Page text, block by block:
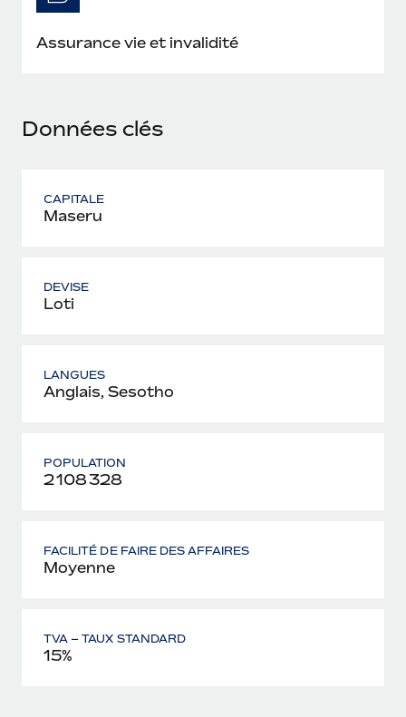
En savoir plus
Assurance vie et invalidité
Données clés
CAPITALE
Maseru
DEVISE
Loti
LANGUES
Anglais, Sesotho
POPULATION
2 108 328
FACILITÉ DE FAIRE DES AFFAIRES
Moyenne
TVA – TAUX STANDARD
15%